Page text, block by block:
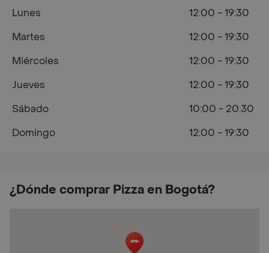
¿Dónde comprar Pizza en Bogotá?
Lunes
12:00 - 19:30
Martes
12:00 - 19:30
Miércoles
12:00 - 19:30
Jueves
12:00 - 19:30
Sábado
10:00 - 20:30
Domingo
12:00 - 19:30